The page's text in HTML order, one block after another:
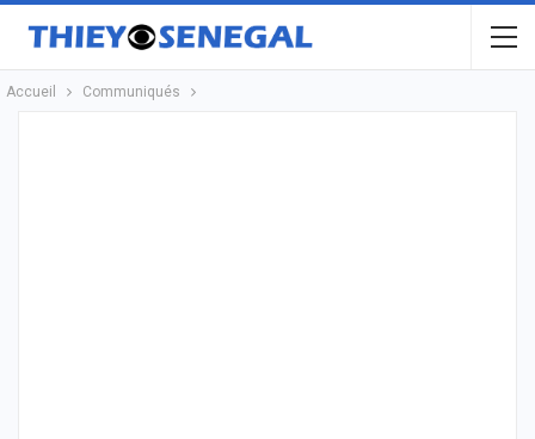
Accueil Communiqués